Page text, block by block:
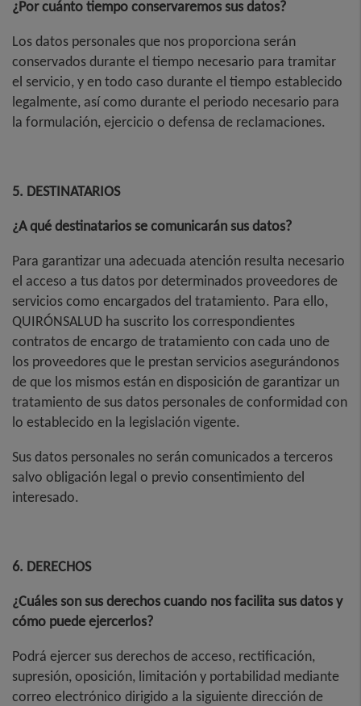
¿Por cuánto tiempo conservaremos sus datos?
Los datos personales que nos proporciona serán
conservados durante el tiempo necesario para tramitar
el servicio, y en todo caso durante el tiempo establecido
legalmente, así como durante el periodo necesario para
la formulación, ejercicio o defensa de reclamaciones.
5. DESTINATARIOS
¿A qué destinatarios se comunicarán sus datos?
Para garantizar una adecuada atención resulta necesario
el acceso a tus datos por determinados proveedores de
servicios como encargados del tratamiento. Para ello,
QUIRÓNSALUD ha suscrito los correspondientes
contratos de encargo de tratamiento con cada uno de
los proveedores que le prestan servicios asegurándonos
de que los mismos están en disposición de garantizar un
tratamiento de sus datos personales de conformidad con
lo establecido en la legislación vigente.
Sus datos personales no serán comunicados a terceros
salvo obligación legal o previo consentimiento del
interesado.
6. DERECHOS
¿Cuáles son sus derechos cuando nos facilita sus datos y
cómo puede ejercerlos?
Podrá ejercer sus derechos de acceso, rectificación,
supresión, oposición, limitación y portabilidad mediante
correo electrónico dirigido a la siguiente dirección de